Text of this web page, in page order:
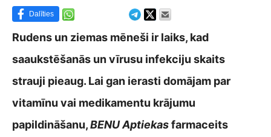
Dalīties
Rudens un ziemas mēneši ir laiks, kad
saaukstēšanās un vīrusu infekciju skaits
strauji pieaug. Lai gan ierasti domājam par
vitamīnu vai medikamentu krājumu
papildināšanu,BENU Aptiekasfarmaceits